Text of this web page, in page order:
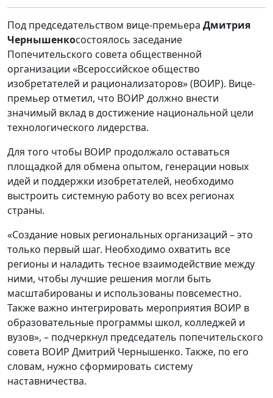
Под председательством вице-премьера Дмитрия
Чернышенкосостоялось заседание
Попечительского совета общественной
организации «Всероссийское общество
изобретателей и рационализаторов» (ВОИР). Вице-
премьер отметил, что ВОИР должно внести
значимый вклад в достижение национальной цели
технологического лидерства.
Для того чтобы ВОИР продолжало оставаться
площадкой для обмена опытом, генерации новых
идей и поддержки изобретателей, необходимо
выстроить системную работу во всех регионах
страны.
«Создание новых региональных организаций – это
только первый шаг. Необходимо охватить все
регионы и наладить тесное взаимодействие между
ними, чтобы лучшие решения могли быть
масштабированы и использованы повсеместно.
Также важно интегрировать мероприятия ВОИР в
образовательные программы школ, колледжей и
вузов», – подчеркнул председатель попечительского
совета ВОИР Дмитрий Чернышенко. Также, по его
словам, нужно сформировать систему
наставничества.